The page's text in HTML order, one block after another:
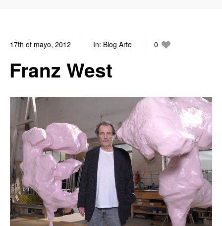
17th of mayo, 2012 In: Blog Arte
0
Franz West